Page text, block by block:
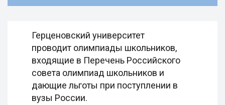
Герценовский университет
проводит олимпиады школьников,
входящие в Перечень Российского
совета олимпиад школьников и
дающие льготы при поступлении в
вузы России.